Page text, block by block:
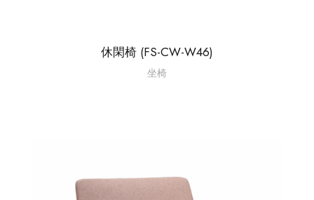
休閑椅 (FS-CW-W46)
坐椅